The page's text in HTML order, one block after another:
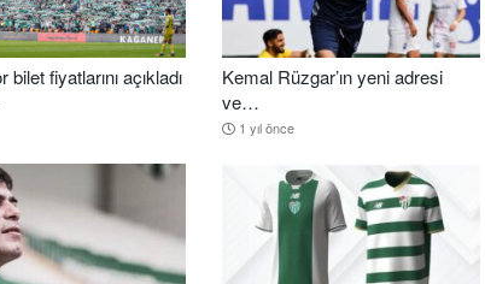
fiyatlarını açıkladı
Kemal Rüzgar’ın yeni adresi
ve…
1 yıl önce